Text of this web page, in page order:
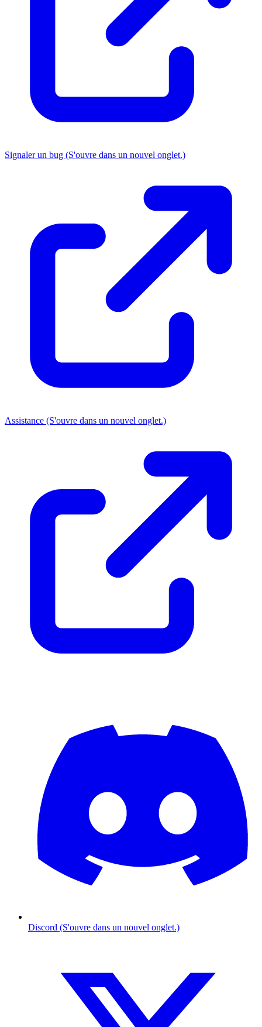
Signaler un bug (S'ouvre dans un nouvel onglet.)
Assistance (S'ouvre dans un nouvel onglet.)
Discord (S'ouvre dans un nouvel onglet.)